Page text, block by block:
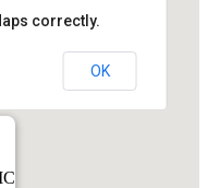
correctly.
OK